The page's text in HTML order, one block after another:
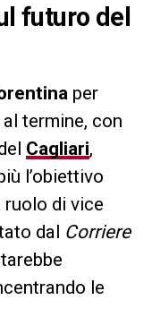
futuro del
per
termine, con
Cagliari,
l’obiettivo
ruolo di vice
dal Corriere
le